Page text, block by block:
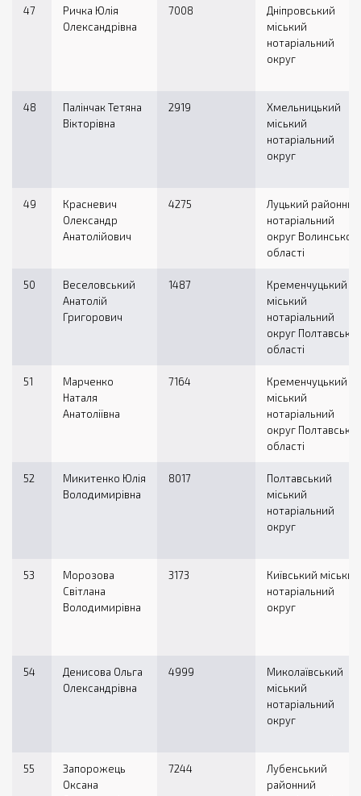
47
Ричка Юлія
Олександрівна
7008
Дніпровський
міський
нотаріальний
округ
48
Палінчак Тетяна
Вікторівна
2919
Хмельницький
міський
нотаріальний
округ
49
Красневич
Олександр
Анатолійович
4275
Луцький районний
нотаріальний
округ Волинської
області
50
Веселовський
Анатолій
Григорович
1487
Кременчуцький
міський
нотаріальний
округ Полтавської
області
51
Марченко
Наталя
Анатоліївна
7164
Кременчуцький
міський
нотаріальний
округ Полтавської
області
52
Микитенко Юлія
Володимирівна
8017
Полтавський
міський
нотаріальний
округ
53
Морозова
Світлана
Володимирівна
3173
Київський міський
нотаріальний
округ
54
Денисова Ольга
Олександрівна
4999
Миколаївський
міський
нотаріальний
округ
55
Запорожець
Оксана
7244
Лубенський
районний